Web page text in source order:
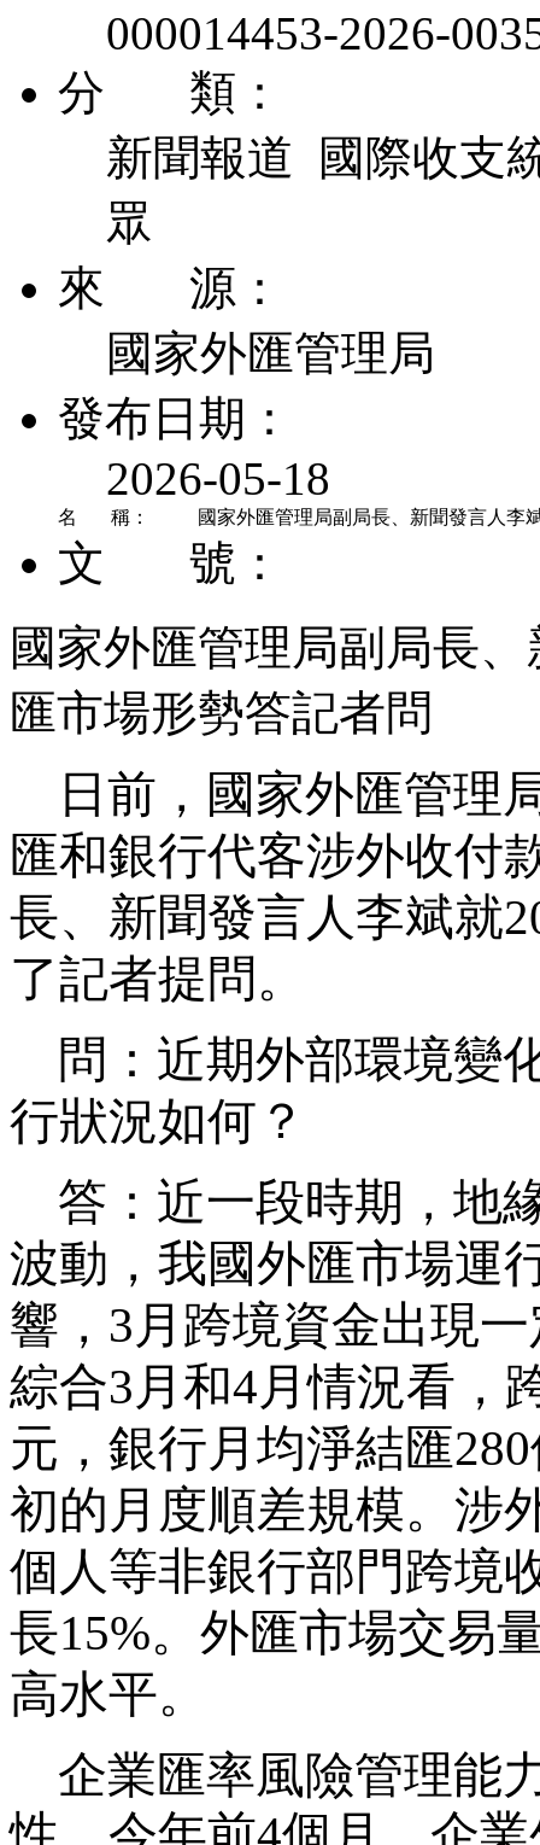
000014453-2026-
分 類：
新聞報道 國際收支
眾
來 源：
國家外匯管理局
發布日期：
2026-05-18
名 稱： 國家外匯管理局副局長、新聞發言人李
文 號：
國家外匯管理局副局長
匯市場形勢答記者問
日前，國家外匯管理
匯和銀行代客涉外收付
長、新聞發言人李斌就
了記者提問。
問：近期外部環境變
行狀況如何 ？
答： 近一段時期，地
波動，我國外匯市場運
響， 3月跨境資金出現
綜合3月和4月情況看，
元，銀行月均淨結匯280
初的月度順差規模。涉
個人等非銀行部門跨境
長15%。外匯市場交易
高水平。
企業匯率風險管理能